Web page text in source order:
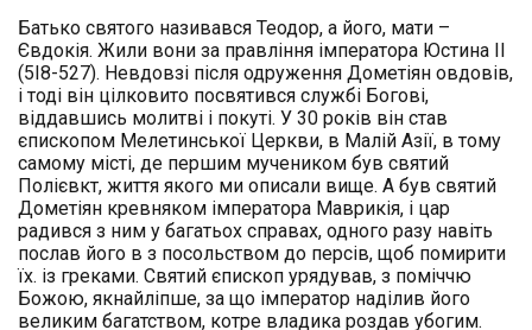
Батько святого називався Теодор, а його, мати –
Євдокія. Жили вони за правління імператора Юстина II
(5І8-527). Невдовзі після одруження Дометіян овдовів,
і тоді він цілковито посвятився службі Богові,
віддавшись молитві і покуті. У 30 років він став
єпископом Мелетинської Церкви, в Малій Азії, в тому
самому місті, де першим мучеником був святий
Полієвкт, життя якого ми описали вище. А був святий
Дометіян кревняком імператора Маврикія, і цар
радився з ним у багатьох справах, одного разу навіть
послав його в з посольством до персів, щоб помирити
їх. із греками. Святий єпископ урядував, з поміччю
Божою, якнайліпше, за що імператор наділив його
великим багатством, котре владика роздав убогим.